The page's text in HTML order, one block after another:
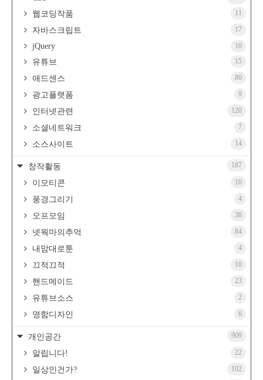
웹코딩작품 11
자바스크립트 17
jQuery 10
유튜브 15
애드센스 80
광고플랫폼 9
인터넷관련 120
소셜네트워크 7
소스사이트 14
창작활동 187
이모티콘 16
풍경그리기 4
오프모임 38
넷웍마의추억 84
내맘대로툰 4
끄적끄적 10
핸드메이드 23
유튜브소스 2
명함디자인 6
개인공간 909
알립니다! 22
일상인건가? 102